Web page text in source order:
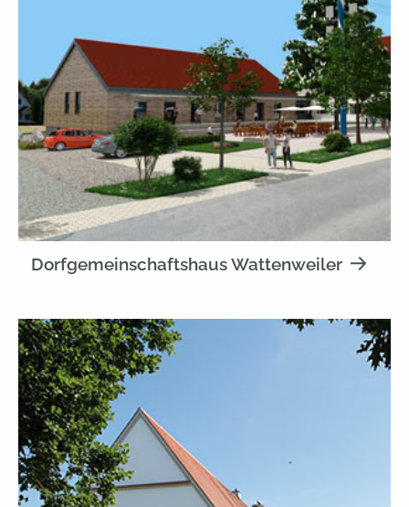
Dorfgemeinschaftshaus Wattenweiler